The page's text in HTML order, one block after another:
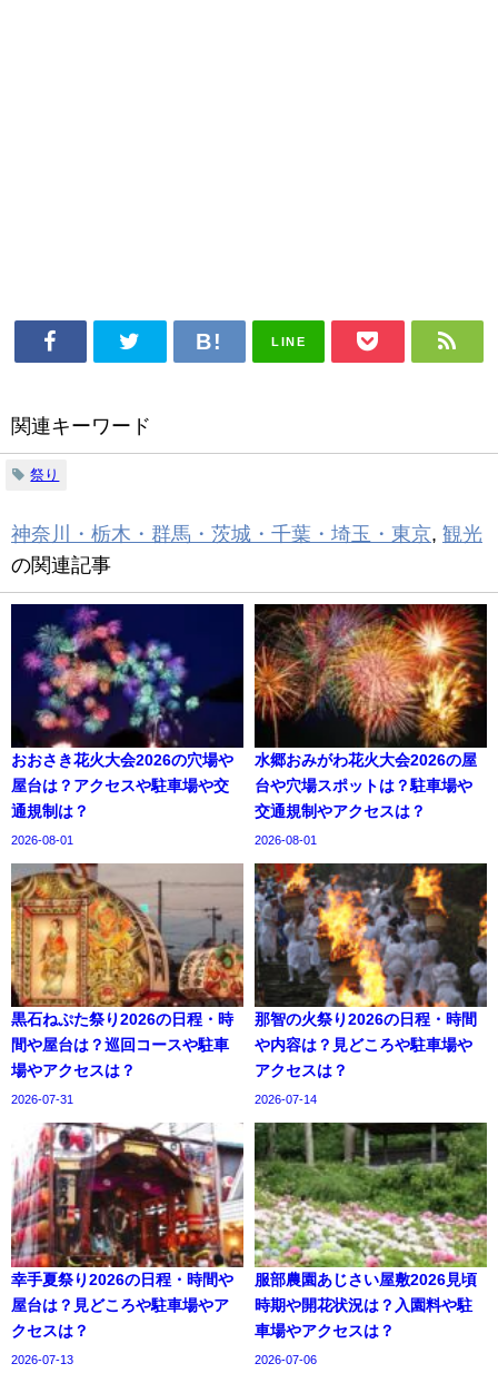
LINE
関連キーワード
祭り
神奈川・栃木・群馬・茨城・千葉・埼玉・東京, 観光
の関連記事
おおさき花火大会2026の穴場や
屋台は？アクセスや駐車場や交
通規制は？
2026-08-01
水郷おみがわ花火大会2026の屋
台や穴場スポットは？駐車場や
交通規制やアクセスは？
2026-08-01
黒石ねぷた祭り2026の日程・時
間や屋台は？巡回コースや駐車
場やアクセスは？
2026-07-31
那智の火祭り2026の日程・時間
や内容は？見どころや駐車場や
アクセスは？
2026-07-14
幸手夏祭り2026の日程・時間や
屋台は？見どころや駐車場やア
クセスは？
2026-07-13
服部農園あじさい屋敷2026見頃
時期や開花状況は？入園料や駐
車場やアクセスは？
2026-07-06